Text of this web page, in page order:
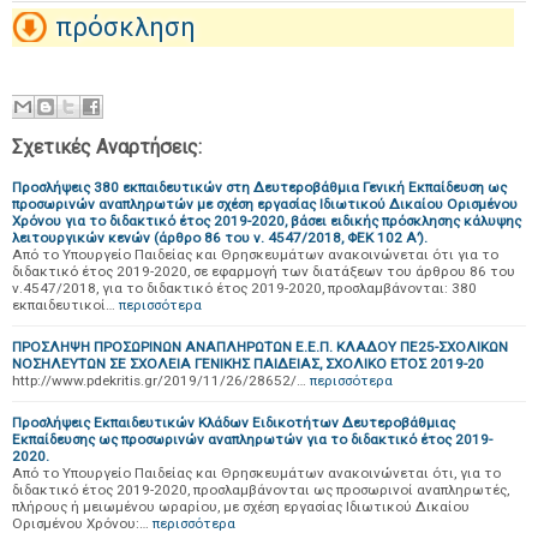
πρόσκληση
Σχετικές Αναρτήσεις:
Προσλήψεις 380 εκπαιδευτικών στη Δευτεροβάθμια Γενική Εκπαίδευση ως
προσωρινών αναπληρωτών με σχέση εργασίας Ιδιωτικού Δικαίου Ορισμένου
Χρόνου για το διδακτικό έτος 2019-2020, βάσει ειδικής πρόσκλησης κάλυψης
λειτουργικών κενών (άρθρο 86 του ν. 4547/2018, ΦΕΚ 102 Α’).
Από το Υπουργείο Παιδείας και Θρησκευμάτων ανακοινώνεται ότι για το
διδακτικό έτος 2019-2020, σε εφαρμογή των διατάξεων του άρθρου 86 του
ν.4547/2018, για το διδακτικό έτος 2019-2020, προσλαμβάνονται: 380
εκπαιδευτικοί… περισσότερα
ΠΡΟΣΛΗΨH ΠΡΟΣΩΡΙΝΩΝ ΑΝΑΠΛΗΡΩΤΩΝ Ε.Ε.Π. ΚΛΑΔΟΥ ΠΕ25-ΣΧΟΛΙΚΩΝ
ΝΟΣΗΛΕΥΤΩΝ ΣΕ ΣΧΟΛΕΙΑ ΓΕΝΙΚΗΣ ΠΑΙΔΕΙΑΣ, ΣΧΟΛΙΚΟ ΕΤΟΣ 2019-20
http://www.pdekritis.gr/2019/11/26/28652/… περισσότερα
Προσλήψεις Εκπαιδευτικών Κλάδων Ειδικοτήτων Δευτεροβάθμιας
Εκπαίδευσης ως προσωρινών αναπληρωτών για το διδακτικό έτος 2019-
2020.
Από το Υπουργείο Παιδείας και Θρησκευμάτων ανακοινώνεται ότι, για το
διδακτικό έτος 2019-2020, προσλαμβάνονται ως προσωρινοί αναπληρωτές,
πλήρους ή μειωμένου ωραρίου, με σχέση εργασίας Ιδιωτικού Δικαίου
Ορισμένου Χρόνου:… περισσότερα